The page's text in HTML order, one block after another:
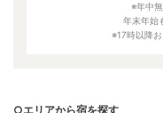
※年中
年末年始
※17時以降お
○エリアから宿を探す